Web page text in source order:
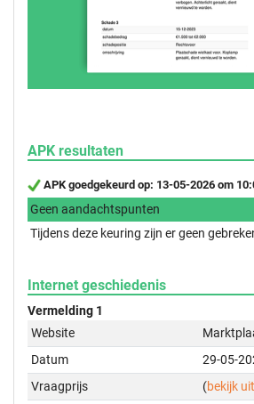
APK resultaten
APK goedgekeurd op: 13-05-2026 om
Geen aandachtspunten
Tijdens deze keuring zijn er geen
Internet geschiedenis
Vermelding 1
Website
Datum
29-05-
Vraagprijs
(bekijk